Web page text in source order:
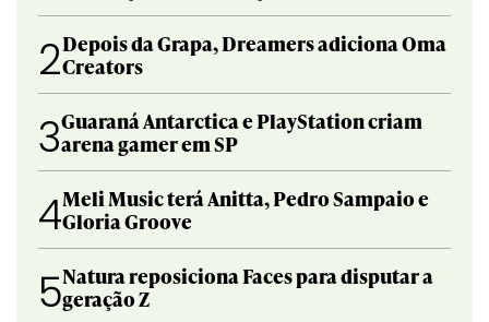
2Depois da Grapa, Dreamers adiciona Oma
Creators
3Guaraná Antarctica e PlayStation criam
arena gamer em SP
4Meli Music terá Anitta, Pedro Sampaio e
Gloria Groove
5Natura reposiciona Faces para disputar a
geração Z